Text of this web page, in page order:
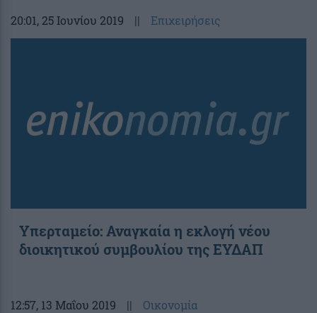
20:01, 25 Ιουνίου 2019 || Επιχειρήσεις
Υπερταμείο: Αναγκαία η εκλογή νέου
διοικητικού συμβουλίου της ΕΥΔΑΠ
12:57, 13 Μαΐου 2019 || Οικονομία